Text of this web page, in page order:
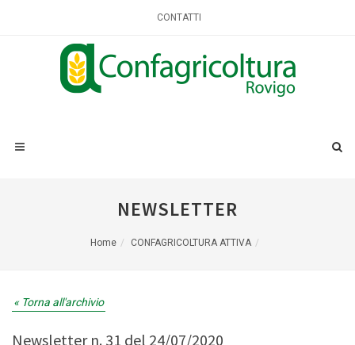
CONTATTI
NEWSLETTER
Home CONFAGRICOLTURA ATTIVA
« Torna all'archivio
Newsletter n. 31 del 24/07/2020